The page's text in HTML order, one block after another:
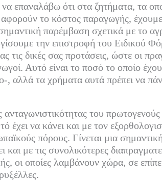
επαναλάβω ότι στα ζητήματα, τα
το κόστος παραγωγής,
παρέμβαση σχετικά με το
την επιστροφή του Ειδικού
τις δικές σας προτάσεις, ώστε οι
Αυτό είναι το ποσό το οποίο
, αλλά τα χρήματα αυτά πρέπει να
ανταγωνιστικότητας του
έχει να κάνει και με τον
πόρους. Γίνεται μια
και με τις συνολικότερες
οι οποίες λαμβάνουν χώρα, σε